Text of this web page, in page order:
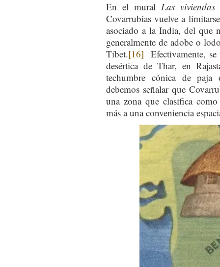
En el mural Las viviendas
Covarrubias vuelve a
asociado a la India, del que
generalmente de adobe o
Tíbet.[16] Efectivamente,
desértica de Thar, en
techumbre cónica de
debemos señalar que
una zona que clasifica como
más a una conveniencia